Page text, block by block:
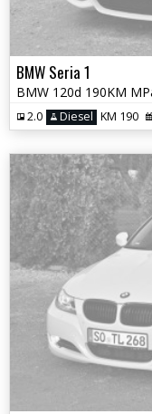
BMW Seria 1
2.0 Diesel KM 190